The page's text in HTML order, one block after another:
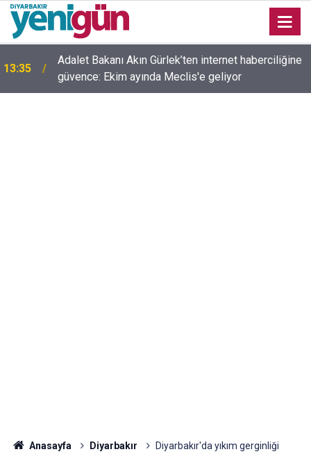
13:35
Adalet Bakanı Akın Gürlek’ten internet haberciliğine
güvence: Ekim ayında Meclis'e geliyor
Anasayfa Diyarbakır Diyarbakır'da yıkım gerginliği